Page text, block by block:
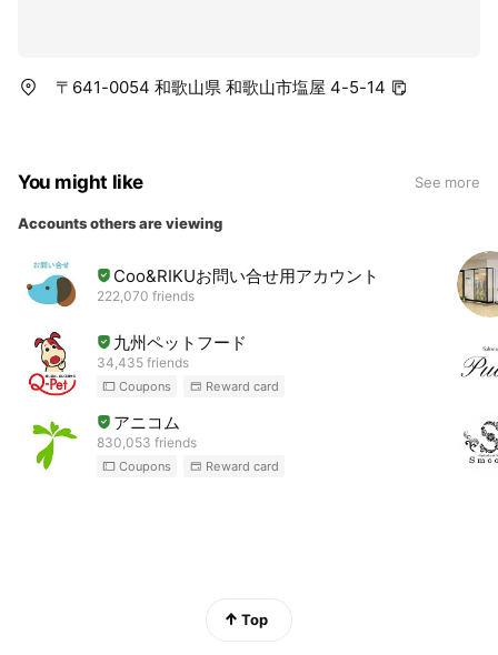
〒641-0054 和歌山県 和歌山市塩屋 4-5-14
You might like See more
Accounts others are viewing
Coo&RIKUお問い合せ用アカウント
222,070 friends
九州ペットフード
34,435 friends
Coupons Reward card
アニコム
830,053 friends
Coupons Reward card
Top